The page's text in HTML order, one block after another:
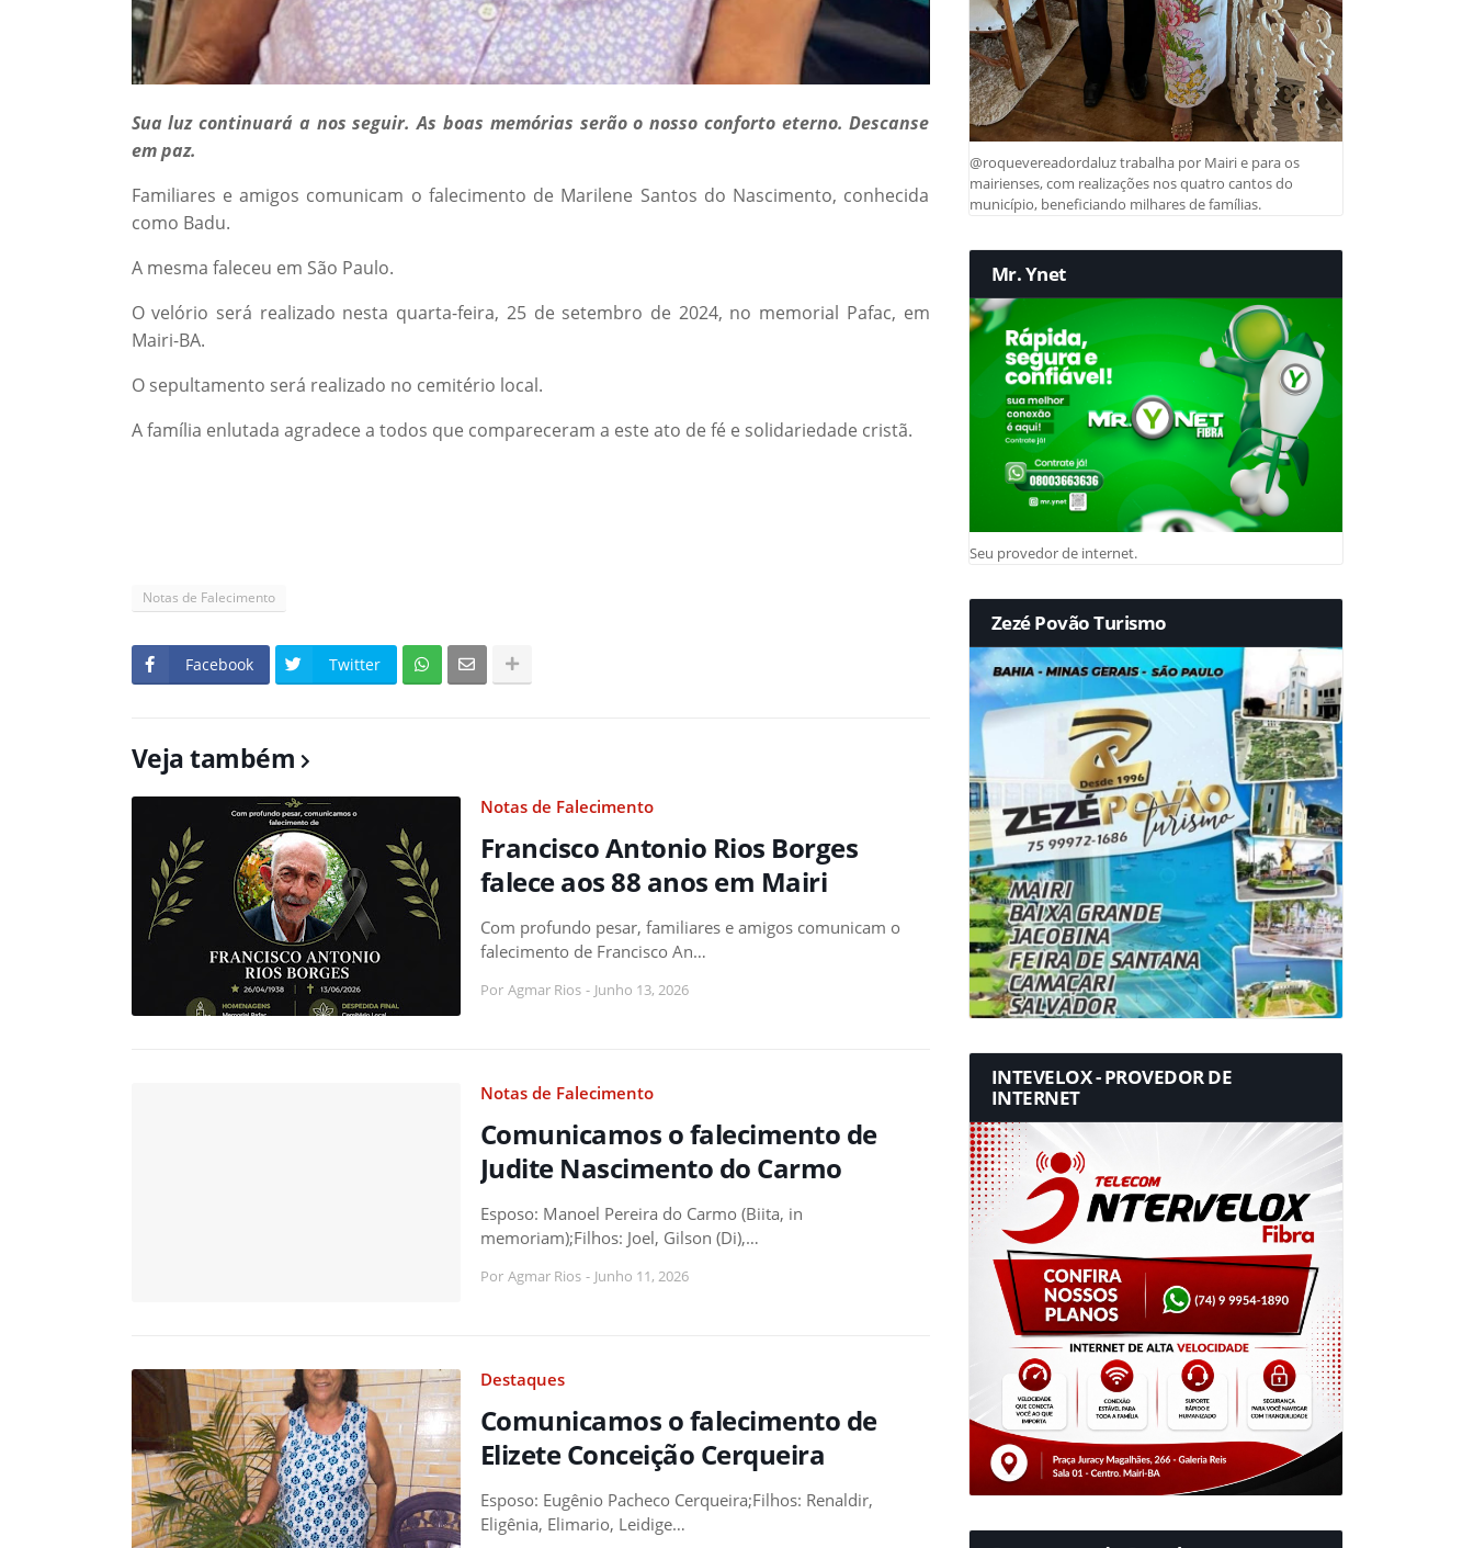
Sua luz continuará a nos seguir. As boas memórias serão o nosso conforto eterno. Descanse
em paz.
Familiares e amigos comunicam o falecimento de Marilene Santos do Nascimento, conhecida
como Badu.
A mesma faleceu em São Paulo.
O velório será realizado nesta quarta-feira, 25 de setembro de 2024, no memorial Pafac, em
Mairi-BA.
O sepultamento será realizado no cemitério local.
A família enlutada agradece a todos que compareceram a este ato de fé e solidariedade cristã.
Notas de Falecimento
Facebook Twitter
Veja também
Notas de Falecimento
Francisco Antonio Rios Borges
falece aos 88 anos em Mairi
Com profundo pesar, familiares e amigos comunicam o
falecimento de Francisco An…
Por Agmar Rios - Junho 13, 2026
Notas de Falecimento
Comunicamos o falecimento de
Judite Nascimento do Carmo
Esposo: Manoel Pereira do Carmo (Biita, in
memoriam);Filhos: Joel, Gilson (Di),…
Por Agmar Rios - Junho 11, 2026
Destaques
Comunicamos o falecimento de
Elizete Conceição Cerqueira
Esposo: Eugênio Pacheco Cerqueira;Filhos: Renaldir,
Eligênia, Elimario, Leidige…
@roquevereadordaluz trabalha por Mairi e para os
mairienses, com realizações nos quatro cantos do
município, beneficiando milhares de famílias.
Mr. Ynet
Seu provedor de internet.
Zezé Povão Turismo
INTEVELOX - PROVEDOR DE
INTERNET